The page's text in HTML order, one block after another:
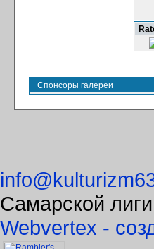
Спонсоры галереи
Самарской
Webvertex -